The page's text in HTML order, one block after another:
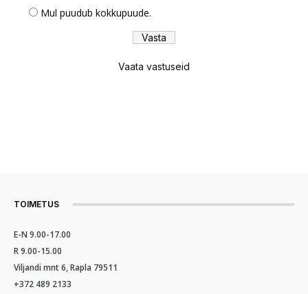
Mul puudub kokkupuude.
Vaata vastuseid
TOIMETUS
E-N 9.00-17.00
R 9.00-15.00
Viljandi mnt 6, Rapla 79511
+372 489 2133